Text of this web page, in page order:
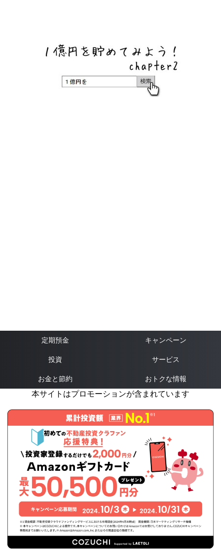
定期預金 キャンペーン
投資 サービス
お金と節約 おトクな情報
本サイトはプロモーションが含まれています